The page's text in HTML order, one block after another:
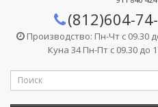
(812)604-
Производство: Пн-Чт с 09.30
Куна 34 Пн-Пт с 09.30 до